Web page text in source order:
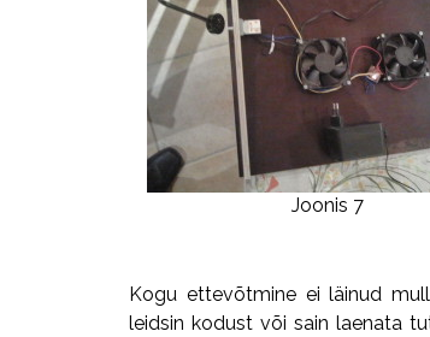
Joonis 7
Kogu ettevõtmine ei läinud
leidsin kodust või sain laenata